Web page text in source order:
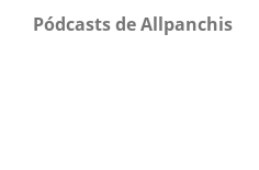
Pódcasts de Allpanchis